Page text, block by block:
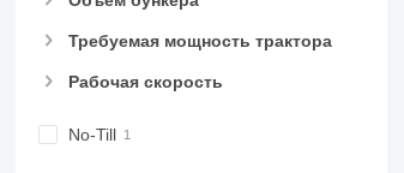
Требуемая мощность трактора
Рабочая скорость
No-Till